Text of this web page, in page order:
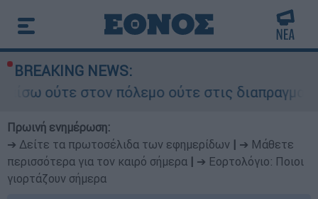
BREAKING NEWS:
πόλεμο ούτε στις διαπραγματεύσεις» - Οι
Πρωινή ενημέρωση:
➔ Δείτε τα πρωτοσέλιδα των εφημερίδων
➔ Μάθετε
περισσότερα για τον καιρό σήμερα
➔ Εορτολόγιο: Ποιοι
γιορτάζουν σήμερα